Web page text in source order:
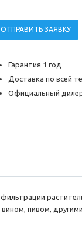
ОТПРАВИТЬ ЗАЯВКУ
Гарантия 1 год
Доставка по всей
Официальный
пивом,